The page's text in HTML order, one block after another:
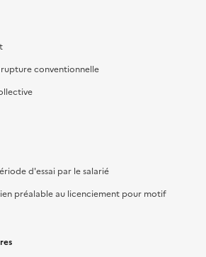
conventionnelle
d'essai par le salarié
préalable au licenciement pour motif